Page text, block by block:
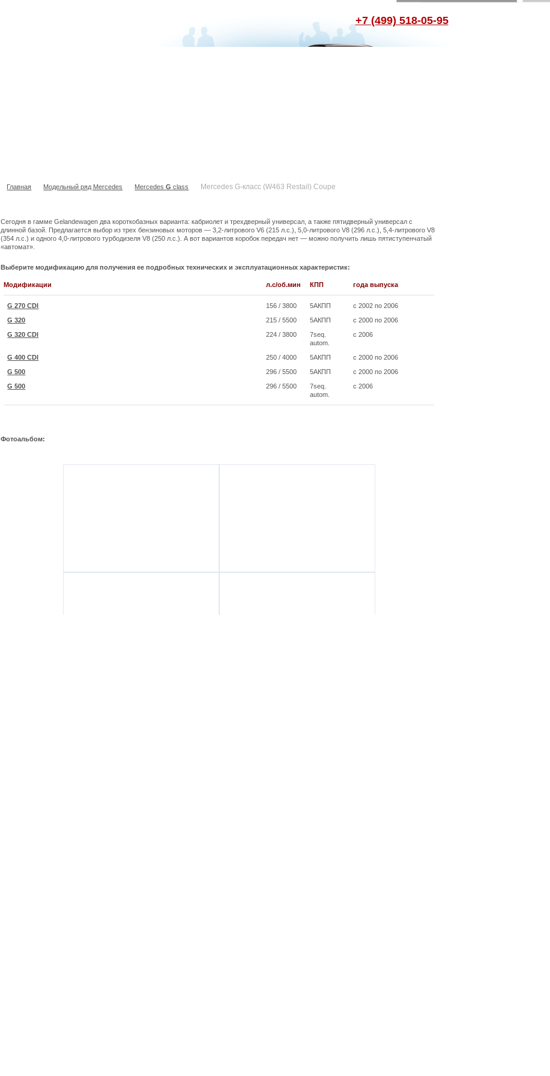
+7 (499) 518-05-95
Главная Модельный ряд Mercedes MercedesG class Mercedes G-класс (W463 Restail) Coupe
Сегодня в гамме Gelandewagen два короткобазных варианта: кабриолет и трехдверный универсал, а также пятидверный универсал с
длинной базой. Предлагается выбор из трех бензиновых моторов — 3,2-литрового V6 (215 л.с.), 5,0-литрового V8 (296 л.с.), 5,4-литрового V8
(354 л.с.) и одного 4,0-литрового турбодизеля V8 (250 л.с.). А вот вариантов коробок передач нет — можно получить лишь пятиступенчатый
«автомат».
Выберите модификацию для получения ее подробных технических и эксплуатационных характеристик:
Модификации л.с/об.мин КПП года выпуска
G 270 CDI 156 / 3800 5АКПП
с 2002 по 2006
G 320
215 / 5500 5АКПП
с 2000 по 2006
G 320 CDI
224 / 3800
7seq.
autom.
с 2006
G 400 CDI 250 / 4000 5АКПП
с 2000 по 2006
G 500
296 / 5500 5АКПП
с 2000 по 2006
G 500
296 / 5500
7seq.
autom.
с 2006
Фотоальбом: